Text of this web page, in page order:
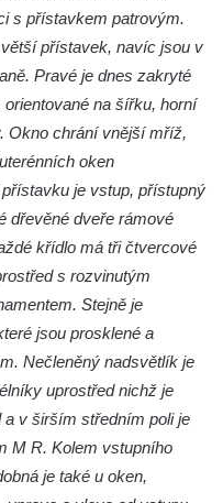
v
s přístavkem patrovým.
přístavek, navíc jsou v
Pravé je dnes zakryté
na šířku, horní
Okno chrání vnější mříž,
oken
je vstup, přístupný
dřevěné dveře rámové
křídlo má tři čtvercové
s rozvinutým
Stejně je
jsou prosklené a
Nečleněný nadsvětlík je
uprostřed nichž je
v širším středním poli je
M R. Kolem vstupního
je také u oken,